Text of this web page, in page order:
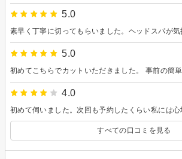
5.0
素早く丁寧に切ってもらいました。ヘッドスパが気
5.0
4.0
すべての口コミを見る